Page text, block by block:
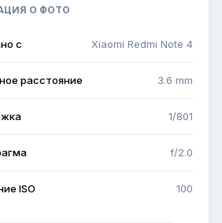
О ФОТО
с Xiaomi Redmi Note 4
расстояние 3.6 mm
1/801
f/2.0
ISO 100